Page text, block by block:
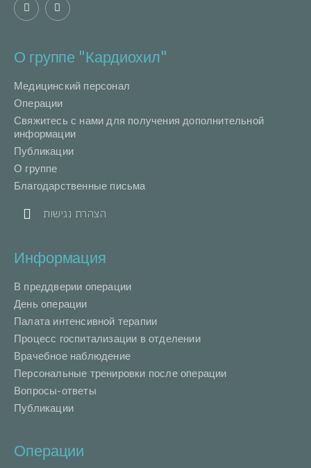
О группе "Кардиохил"
Медицинский персонал
Операции
Свяжитесь с нами для получения дополнительной
информации
Публикации
О группе
Благодарственные письма
הצהרת נגישות
Информация
В преддверии операции
День операции
Палата интенсивной терапии
Процесс госпитализации в отделении
Врачебное наблюдение
Персональные тренировки после операции
Вопросы-ответы
Публикации
Операции